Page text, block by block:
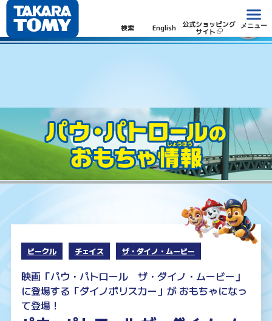
検索 English 公式ショッピング
サイト
メニュー
パウ・パトロール
ビークル チェイス ザ・ダイノ・ムービー
映画「パウ・パトロール ザ・ダイノ・ムービー」
に登場する「ダイノポリスカー」が おもちゃになっ
て登場！